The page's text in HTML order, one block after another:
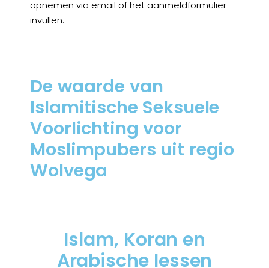
opnemen via email of het aanmeldformulier
invullen.
De waarde van
Islamitische Seksuele
Voorlichting voor
Moslimpubers uit regio
Wolvega
Islam, Koran en
Arabische lessen